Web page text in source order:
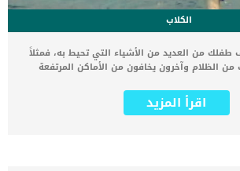
الكلاب
من العديد من الأشياء التي تحيط به، فمثلاً
الظلام وآخرون يخافون من الأماكن المرتفعة
الأخرى، ويظهر الخوف على الأطفال بالكثير من
والفزع والعديد من المظاهر الأخرى التي تدل
اقرأ المزيد